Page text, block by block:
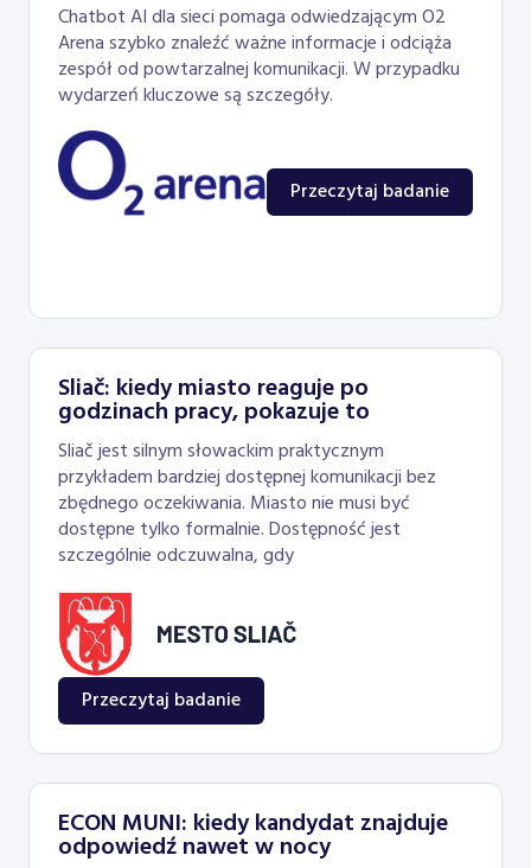
Chatbot AI dla sieci pomaga odwiedzającym O2
Arena szybko znaleźć ważne informacje i odciąża
zespół od powtarzalnej komunikacji. W przypadku
wydarzeń kluczowe są szczegóły.
Przeczytaj badanie
Sliač: kiedy miasto reaguje po
godzinach pracy, pokazuje to
Sliač jest silnym słowackim praktycznym
przykładem bardziej dostępnej komunikacji bez
zbędnego oczekiwania. Miasto nie musi być
dostępne tylko formalnie. Dostępność jest
szczególnie odczuwalna, gdy
Przeczytaj badanie
ECON MUNI: kiedy kandydat znajduje
odpowiedź nawet w nocy